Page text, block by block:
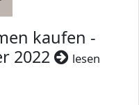
kaufen -
2022
lesen